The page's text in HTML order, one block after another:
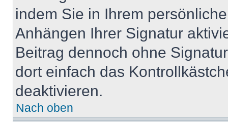
indem Sie in Ihrem
Anhängen Ihrer Signatur
Beitrag dennoch ohne
dort einfach das
deaktivieren.
Nach oben